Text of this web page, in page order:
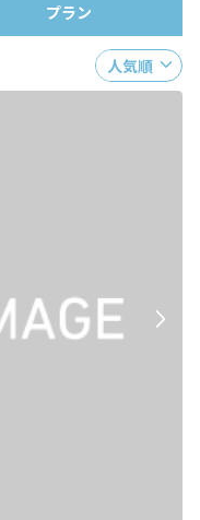
プラン
人気順